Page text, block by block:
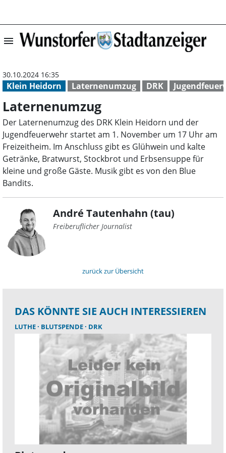
menu
Klein Heidorn Laternenumzug DRK
30.10.2024 16:35
Laternenumzug
Der Laternenumzug des DRK Klein Heidorn und der
Jugendfeuerwehr startet am 1. November um 17 Uhr am
Freizeitheim. Im Anschluss gibt es Glühwein und kalte
Getränke, Bratwurst, Stockbrot und Erbsensuppe für
kleine und große Gäste. Musik gibt es von den Blue
Bandits.
André Tautenhahn (tau)
Freiberuflicher Journalist
zurück zur Übersicht
DAS KÖNNTE SIE AUCH INTERESSIEREN
LUTHE BLUTSPENDE DRK